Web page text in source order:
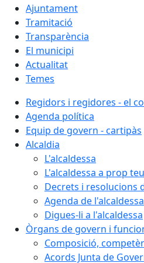
Ajuntament
Tramitació
Transparència
El municipi
Actualitat
Temes
Regidors i regidores - el
Agenda política
Equip de govern - cartipàs
Alcaldia
L'alcaldessa
L'alcaldessa a prop teu
Decrets i resolucions
Agenda de l'alcaldessa
Digues-li a l'alcaldessa
Òrgans de govern i
Composició,
Acords Junta de